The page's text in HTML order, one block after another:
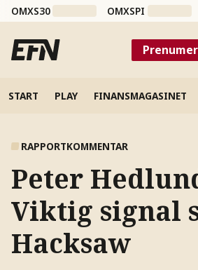
OMXS30 OMXSPI
START PLAY FINANSMAGASINET
RAPPORTKOMMENTAR
Peter
Viktig signal
Hacksaw